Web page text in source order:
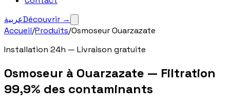
عربيةDécouvrir →
Accueil/Produits/Osmoseur Ouarzazate
Installation 24h — Livraison gratuite
Osmoseur à Ouarzazate — Filtration
99,9% des contaminants